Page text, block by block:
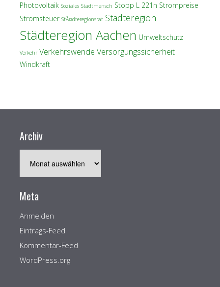
Photovoltaik Soziales Stadtmensch Stopp L 221n Strompreise
Stromsteuer StÃ¤dteregionsrat Städteregion
Städteregion Aachen Umweltschutz
Verkehr Verkehrswende Versorgungssicherheit
Windkraft
Archiv
Meta
Anmelden
Eintrags-Feed
Kommentar-Feed
WordPress.org